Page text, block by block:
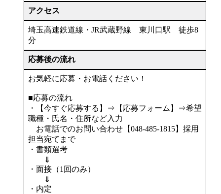
アクセス
埼玉高速鉄道線・JR武蔵野線 東川口駅 徒歩8
分
応募後の流れ
お気軽に応募・お電話ください！
■応募の流れ
・【今すぐ応募する】⇒【応募フォーム】⇒希望
職種・氏名・住所など入力
お電話でのお問い合わせ【048-485-1815】採用
担当宛てまで
・書類選考
⇓
・面接（1回のみ）
⇓
・内定